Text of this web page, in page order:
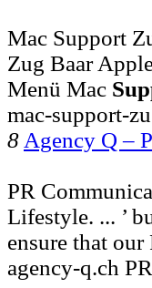
Mac Support
Zug Baar
Menü Mac
mac-support-
8 Agency Q –
PR
Lifestyle. ... ’
ensure that
agency-q.ch